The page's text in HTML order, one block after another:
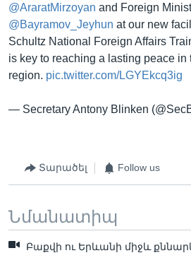
@AraratMirzoyan and Foreign
@Bayramov_Jeyhun at our new
Schultz National Foreign Affairs
is key to reaching a lasting peace
region. pic.twitter.com/LGYEkcq3ig
— Secretary Antony Blinken
Տարածել Follow us
Նմանատիպ
Բաքվի ու Երևանի միջև